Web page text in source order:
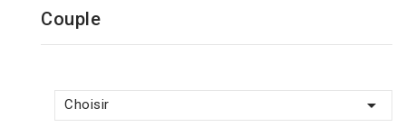
Couple
Choisir 